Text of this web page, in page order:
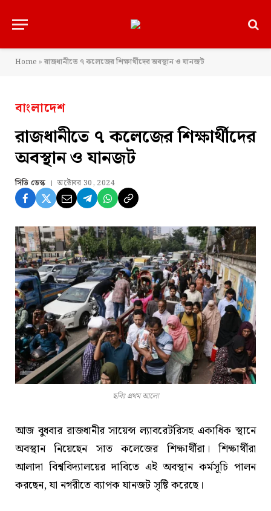
Home » রাজধানীতে ৭ কলেজের শিক্ষার্থীদের অবস্থান ও যানজট
বাংলাদেশ
রাজধানীতে ৭ কলেজের শিক্ষার্থীদের
অবস্থান ও যানজট
সিভি ডেস্ক অক্টোবর 30, 2024
ছবিঃ প্রথম আলো
আজ বুধবার রাজধানীর সায়েন্স ল্যাবরেটরিসহ একাধিক স্থানে
অবস্থান নিয়েছেন সাত কলেজের শিক্ষার্থীরা। শিক্ষার্থীরা
আলাদা বিশ্ববিদ্যালয়ের দাবিতে এই অবস্থান কর্মসূচি পালন
করছেন, যা নগরীতে ব্যাপক যানজট সৃষ্টি করেছে।